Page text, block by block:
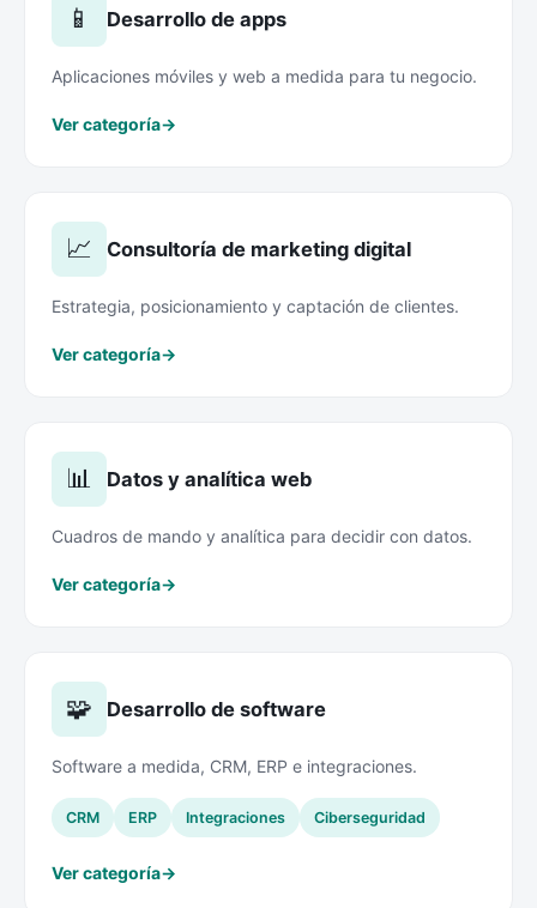
📱 Desarrollo de apps
Aplicaciones móviles y web a medida para tu negocio.
Ver categoría→
📈 Consultoría de marketing digital
Estrategia, posicionamiento y captación de clientes.
Ver categoría→
📊 Datos y analítica web
Cuadros de mando y analítica para decidir con datos.
Ver categoría→
🧩 Desarrollo de software
Software a medida, CRM, ERP e integraciones.
CRM ERP Integraciones Ciberseguridad
Ver categoría→